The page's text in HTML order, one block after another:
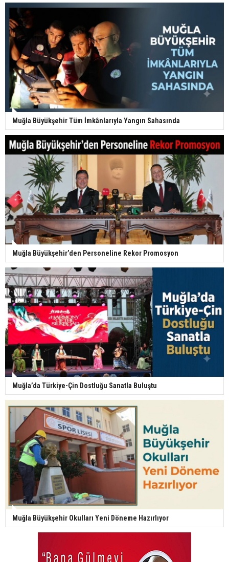
Muğla Büyükşehir Tüm İmkânlarıyla Yangın Sahasında
Muğla Büyükşehir’den Personeline Rekor Promosyon
Muğla’da Türkiye-Çin Dostluğu Sanatla Buluştu
Muğla Büyükşehir Okulları Yeni Döneme Hazırlıyor